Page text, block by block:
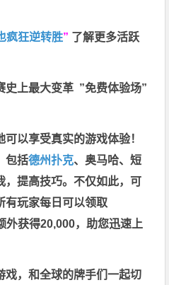
疯狂逆转胜” 了解更多活跃
史上最大变革 ”免费体验场”
以享受真实的游戏体验！
包括德州扑克、奥马哈、短
提高技巧。不仅如此， 可
有玩家每日可以领取
外获得20,000，助您迅速上
戏，和全球的牌手们一起切